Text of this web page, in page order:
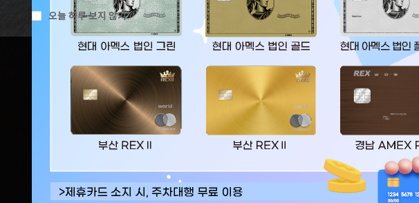
오늘 하루 보지 않기
오늘 하루 보지 않기